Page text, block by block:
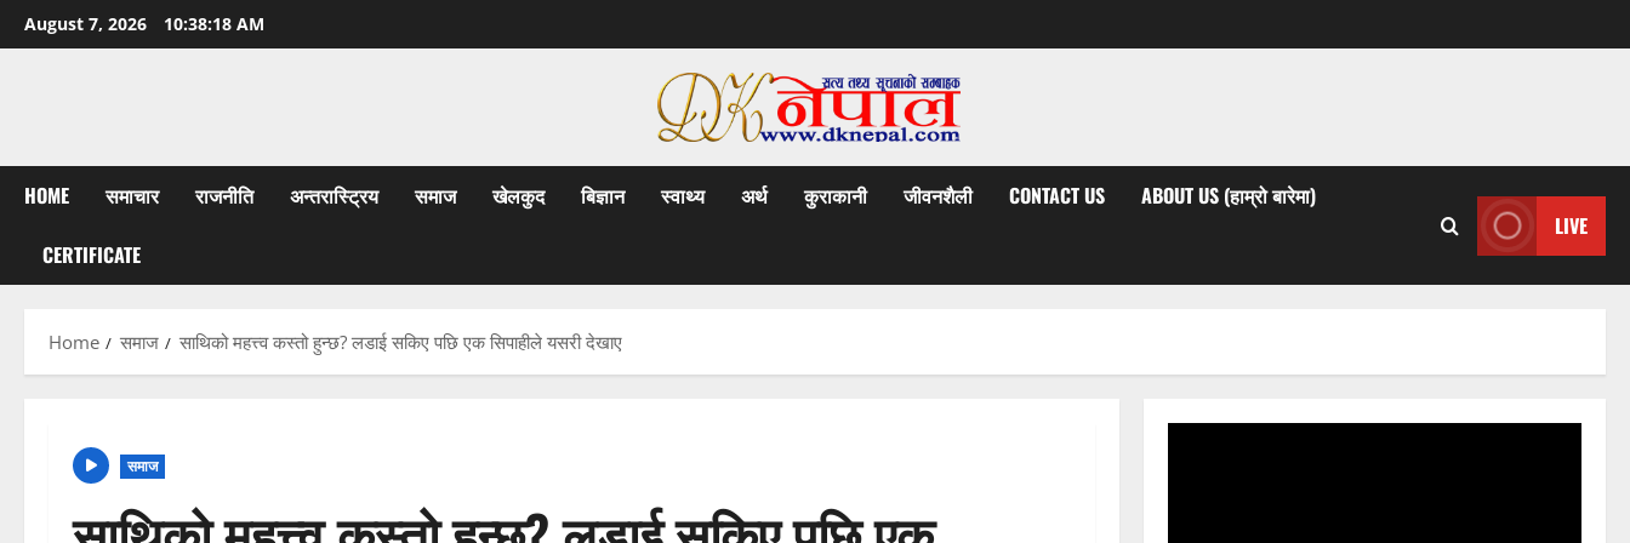
Skip
to
August 7, 2026 10:38:20 AM
HOME समाचार राजनीति अन्तरास्ट्रिय समाज खेलकुद बिज्ञान स्वाथ्य अर्थ कुराकानी जीवनशैली CONTACT US ABOUT US (हाम्रो बारेमा)
CERTIFICATE
LIVE
Home समाज साथिको महत्त्व कस्तो हुन्छ? लडाई सकिए पछि एक सिपाहीले यसरी देखाए
समाज